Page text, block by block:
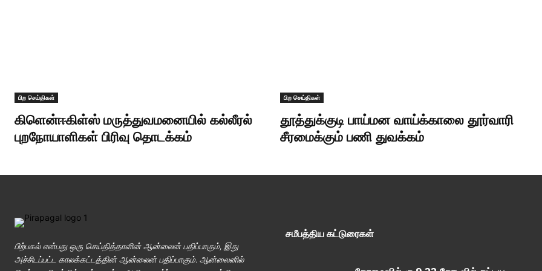
பிற செய்திகள்
கிளென்ஈகிள்ஸ் மருத்துவமனையில் கல்லீரல்
புறநோயாளிகள் பிரிவு தொடக்கம்
பிற செய்திகள்
தூத்துக்குடி பாய்மன வாய்க்காலை தூர்வாரி
சீரமைக்கும் பணி துவக்கம்
பிற்பகல் என்பது ஒரு செய்தித்தாளின் ஆன்லைன் பதிப்பாகும், இது
அச்சிடப்பட்ட காலக்கட்டத்தின் ஆன்லைன் பதிப்பாகும். ஆன்லைனில்
சமீபத்திய கட்டுரைகள்